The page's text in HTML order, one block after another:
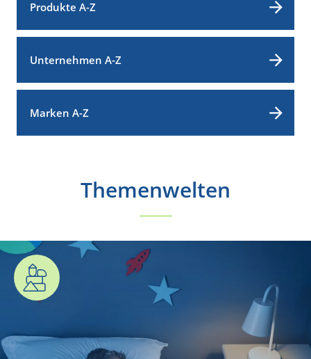
Produkte A-Z
Unternehmen A-Z
Marken A-Z
Themenwelten